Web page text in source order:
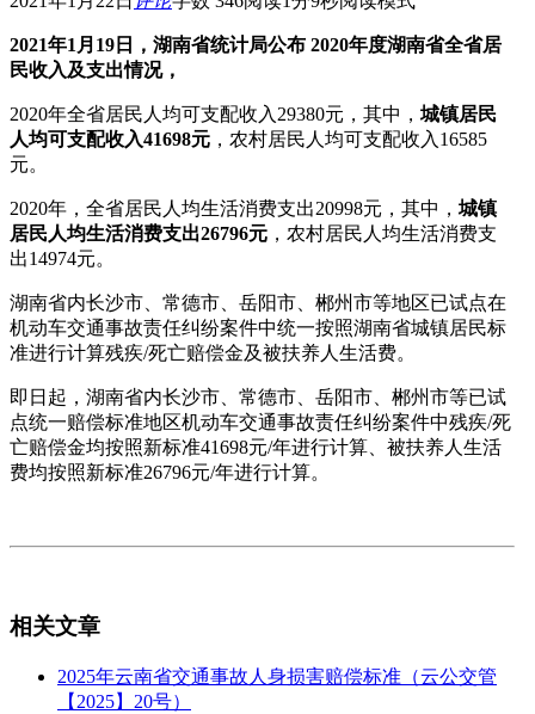
2021年1月19日，湖南省统计局公布 2020年度湖南省全省居
民收入及支出情况，
2020年全省居民人均可支配收入29380元，其中， 城镇居民
人均可支配收入41698元 ，农村居民人均可支配收入16585
元。
2020年，全省居民人均生活消费支出20998元，其中， 城镇
居民人均生活消费支出26796元 ，农村居民人均生活消费支
出14974元。
湖南省内长沙市、常德市、岳阳市、郴州市等地区已试点在
机动车交通事故责任纠纷案件中统一按照湖南省城镇居民标
准进行计算残疾/死亡赔偿金及被扶养人生活费。
即日起，湖南省内长沙市、常德市、岳阳市、郴州市等已试
点统一赔偿标准地区机动车交通事故责任纠纷案件中残疾/死
亡赔偿金均按照新标准41698元/年进行计算、被扶养人生活
费均按照新标准26796元/年进行计算。
相关文章
2025年云南省交通事故人身损害赔偿标准（云公交管
【2025】20号）